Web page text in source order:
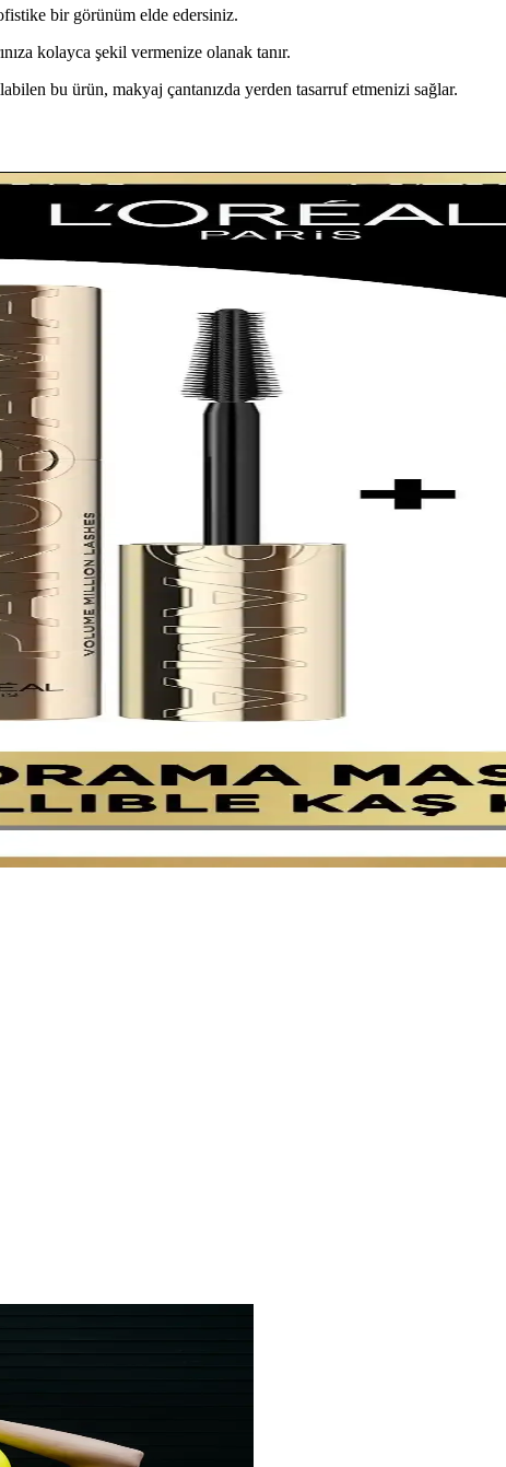
bir görünüm elde edersiniz.
kolayca şekil vermenize olanak tanır.
bu ürün, makyaj çantanızda yerden tasarruf etmenizi sağlar.
Kullanımı
ve Uygulama Yöntemleri
ürünler kullanılarak uygulanır. Doğru teknikler ve sabitleyici
Highlighter ile Doğal Parlaklık
aydınlık katan, kolay kullanımlı ve uzun süre kalıcı bir makyaj
Brown Karşılaştırması
karşılaştırıyoruz. Renk, kalıcılık ve kullanım kolaylığı gibi
Kaşlar İçin Pratik Çözüm
dolgun kaşlar için yüksek pigmentasyon ve çeşitli renk
ve Transparan Seçeneklerin Detaylı Analizi
doğal görünüm ve kalıcılık açısından en uygun ürünü
Renk ve Özellikler Analizi
ve kalıcı kaş görünümü sağlar, kullanım kolaylığı ve uzun süre
Kalıcı Makyaj Çözümleri